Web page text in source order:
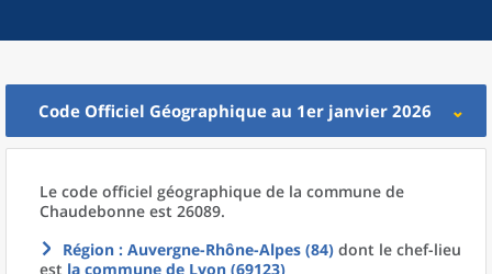
Code Officiel Géographique au 1er janvier 2026
Le code officiel géographique de la commune de
Chaudebonne est 26089.
Région : Auvergne-Rhône-Alpes (84) dont le chef-lieu
est la commune de Lyon (69123)